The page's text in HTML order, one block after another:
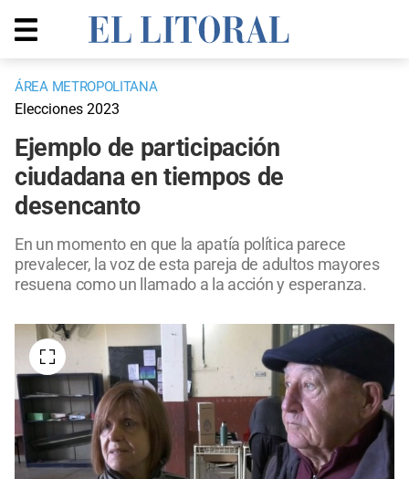
ÁREA METROPOLITANA
Elecciones 2023
Ejemplo de participación
ciudadana en tiempos de
desencanto
En un momento en que la apatía política parece
prevalecer, la voz de esta pareja de adultos mayores
resuena como un llamado a la acción y esperanza.